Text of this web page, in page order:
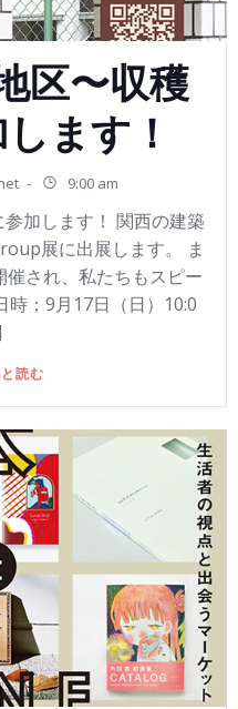
区〜収穫
ます！
- 9:00 am
加します！ 関西の建築
展に出展します。 ま
され、私たちもスピー
；9月17日（日）10:0
読む